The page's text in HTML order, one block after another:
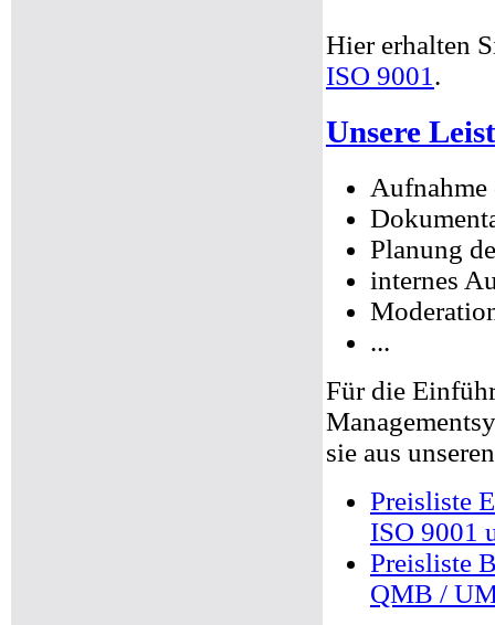
Hier erhalten
ISO 9001 .
Unsere
Aufnahme
Planung
internes
...
Für die
sie aus
Preisliste
ISO 9001
Preisliste
QMB /